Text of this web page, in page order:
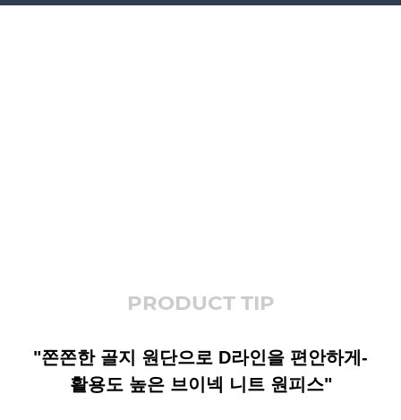
PRODUCT TIP
"쫀쫀한 골지 원단으로 D라인을 편안하게-
활용도 높은 브이넥 니트 원피스"